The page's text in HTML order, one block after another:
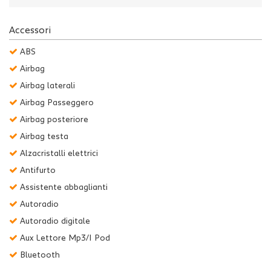
Accessori
ABS
Airbag
Airbag laterali
Airbag Passeggero
Airbag posteriore
Airbag testa
Alzacristalli elettrici
Antifurto
Assistente abbaglianti
Autoradio
Autoradio digitale
Aux Lettore Mp3/I Pod
Bluetooth